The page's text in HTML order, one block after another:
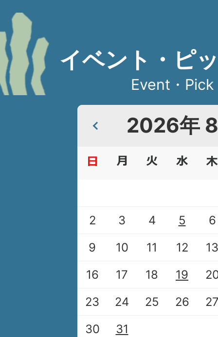
イベント・ピ
Event・
2026年 8
2 3 4 5
6
9
10 11 12
13
16
17 18 19
23
24 25 26
30
31